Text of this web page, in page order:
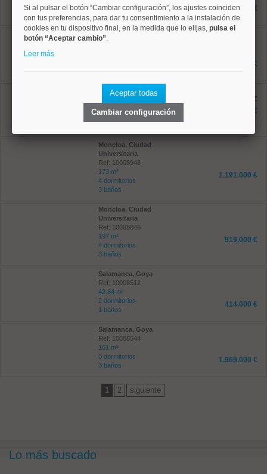
2 dormitorios
2 baños
849.000 €
Moncloa, Argüelles
Ref: 10008862
433.000 €
Moncloa, Argüelles
Ref: 10008879
2 dormitorios
antes 630.000 €
495.000 €
Moncloa, Ciudad
Universitaria
Ref: 10008948
173 m²
4 dormitorios
3 baños
1.191.000 €
Moncloa, Ciudad
Universitaria
Ref: 10008846
197 m²
4 dormitorios
3 baños
919.000 €
Salamanca, Goya
Ref: 10008512
42.84 m²
2 dormitorios
1 baños
414.000 €
Salamanca, Goya
Ref: 10008544
161 m²
3 dormitorios
3 baños
1.969.000 €
1 2 siguiente
Lo más buscado
Si al pulsar el botón “Cambiar configuración”, los ajustes coinciden
con tus preferencias, para dar tu consentimiento a la instalación de
cookies en tu dispositivo final, en la medida que lo elijas, pulsa el
botón “Aceptar cambio”.
Leer más
Aceptar todas
Cambiar configuración